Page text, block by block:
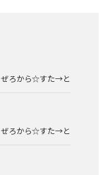
ぜろから☆すた→と
ぜろから☆すた→と